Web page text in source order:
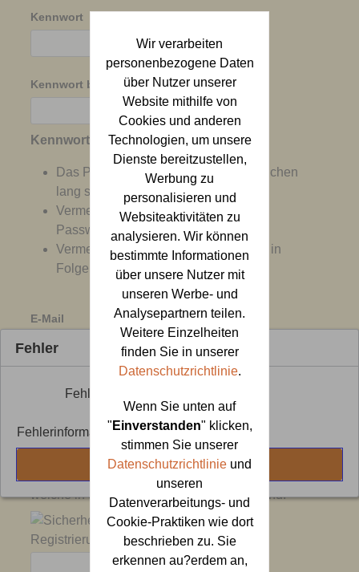
Kennwort
Kennwort bestätigen
Kennwort Tipps:
Das Passwort muss mindestens 8 Zeichen
lang sein.
Vermeide es den Benutzernamen als
Passwort zu verwenden.
Vermeide mehr als 4 gleiche Zeichen in
Folge
E-Mail
Grafische Sicherheitsüberprüfung
welche in der Grafik unterhalb zu sehen sind.
Wir verarbeiten
personenbezogene Daten
über Nutzer unserer
Website mithilfe von
Cookies und anderen
Technologien, um unsere
Dienste bereitzustellen,
Werbung zu
personalisieren und
Websiteaktivitäten zu
analysieren. Wir können
bestimmte Informationen
über unsere Nutzer mit
unseren Werbe- und
Analysepartnern teilen.
Weitere Einzelheiten
finden Sie in unserer
Datenschutzrichtlinie.
Wenn Sie unten auf
" Einverstanden" klicken,
stimmen Sie unserer
Datenschutzrichtlinie und
unseren
Datenverarbeitungs- und
Cookie-Praktiken wie dort
beschrieben zu. Sie
erkennen au?erdem an,
Fehler
Fehler
Fehlerinformation: " 429 error "
OK